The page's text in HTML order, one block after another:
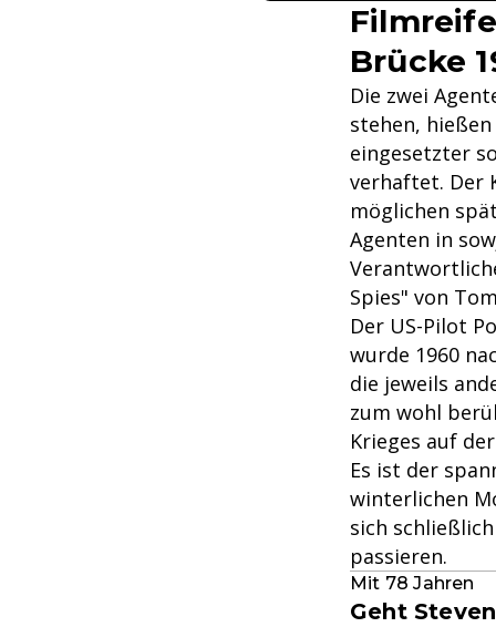
Brücke
Die zwei
stehen,
eingesetzter
verhaftet. Der
möglichen
Agenten in
Spies" von
Der US-Pilot
wurde 1960
die jeweils
zum wohl
Krieges auf
Es ist der
winterlichen
sich
passieren.
Mit 78 Jahren
Geht